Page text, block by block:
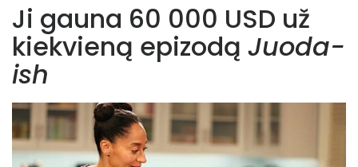
Ji gauna 60 000 USD už
kiekvieną epizodą Juoda-
ish